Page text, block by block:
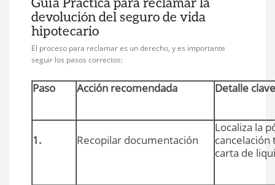
devolución del seguro de vida
hipotecario
El proceso para reclamar es un derecho, y es importante
seguir los pasos correctos:
Paso Acción recomendada Detalle
1. Recopilar documentación
Localiza la
carta de